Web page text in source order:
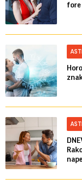
fore